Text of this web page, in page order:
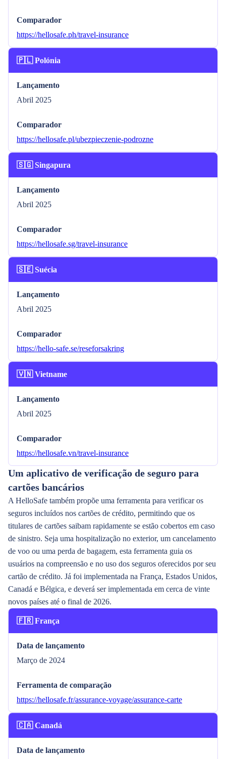
Comparador
https://hellosafe.ph/travel-insurance
🇵🇱 Polónia
Lançamento
Abril 2025
Comparador
https://hellosafe.pl/ubezpieczenie-podrozne
🇸🇬 Singapura
Lançamento
Abril 2025
Comparador
https://hellosafe.sg/travel-insurance
🇸🇪 Suécia
Lançamento
Abril 2025
Comparador
https://hello-safe.se/reseforsakring
🇻🇳 Vietname
Lançamento
Abril 2025
Comparador
https://hellosafe.vn/travel-insurance
Um aplicativo de verificação de seguro para
cartões bancários
A HelloSafe também propõe uma ferramenta para verificar os
seguros incluídos nos cartões de crédito, permitindo que os
titulares de cartões saibam rapidamente se estão cobertos em caso
de sinistro. Seja uma hospitalização no exterior, um cancelamento
de voo ou uma perda de bagagem, esta ferramenta guia os
usuários na compreensão e no uso dos seguros oferecidos por seu
cartão de crédito. Já foi implementada na França, Estados Unidos,
Canadá e Bélgica, e deverá ser implementada em cerca de vinte
novos países até o final de 2026.
🇫🇷 França
Data de lançamento
Março de 2024
Ferramenta de comparação
https://hellosafe.fr/assurance-voyage/assurance-carte
🇨🇦 Canadá
Data de lançamento